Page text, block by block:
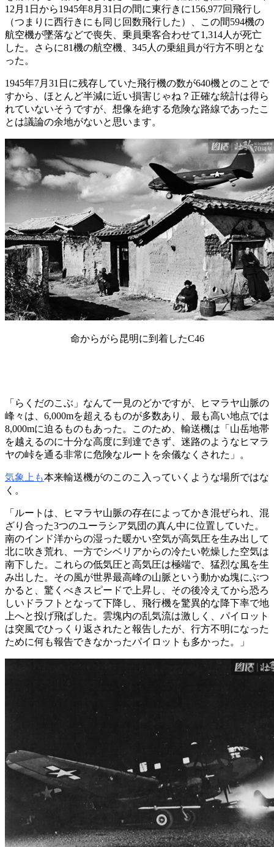
12月1日から1945年8月31日の間に東行きに156,977回飛行し
（つまりに西行きにも同じ回数飛行した）、この間594機の
航空機が墜落などで喪失、乗員乗客合わせて1,314人が死亡
した。さらに81機の航空機、345人の乗組員が行方不明とな
った。
1945年7月31日に残存していた飛行機の数が640機とのことで
すから、ほとんど半減に近い損害じゃね？正確な統計は得ら
れていないそうですが、想像を絶する危険な路線であったこ
とは議論の余地がないと思います。
命からがら昆明に到着したC46
「らくだのこぶ」なんて一見のどかですが、ヒマラヤ山脈の
峰々は、6,000mを超えるものが多数あり、最も高い地点では
8,000mに迫るものもあった。このため、輸送機は「山岳地帯
を越えるのに十分な高度に到達できず、迷路のようなヒマラ
ヤの峠を通る非常に危険なルートを余儀なくされた」。
気象上も本来輸送機がのこのこ入っていくような場所ではな
く。
「ルートは、ヒマラヤ山脈の存在によってかき混ぜられ、混
ざり合った3つのユーラシア気団の真ん中に位置していた。
南のインド洋からの湿った暖かい空気が高気圧を生み出して
北に吹き荒れ、一方でシベリアからの冷たい乾燥した空気は
南下した。これらの低気圧と高気圧は極端で、猛烈な風を生
み出した。その風が世界最高峰の山脈という動かぬ塊にぶつ
かると、驚くべきスピードで上昇し、その後冷えてから恐ろ
しいドラフトとなって下降し、飛行機を驚異的な降下率で地
上へと投げ飛ばした。雲塊内の乱気流は激しく、パイロット
は突風でひっくり返されたと報告したが、行方不明になった
ために何も報告できなかったパイロットも多かった。」